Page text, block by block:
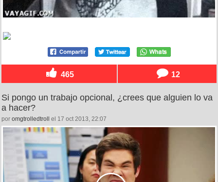
465 12
Si pongo un trabajo opcional, ¿crees que alguien lo va
a hacer?
por omgtrolledtroll el 17 oct 2013, 22:07